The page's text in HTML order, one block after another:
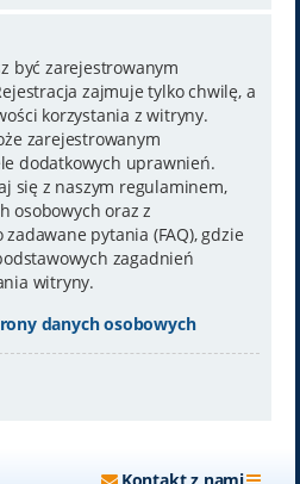
być zarejestrowanym
zajmuje tylko chwilę, a
korzystania z witryny.
zarejestrowanym
dodatkowych uprawnień.
się z naszym regulaminem,
osobowych oraz z
pytania (FAQ), gdzie
zagadnień
witryny.
danych osobowych
Kontakt z nami